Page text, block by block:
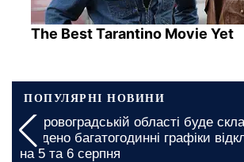
The Best Tarantino Movie Yet
ПОПУЛЯРНІ НОВИНИ
У Кіровоградській області буде
введено багатогодинні графіки
на 5 та 6 серпня